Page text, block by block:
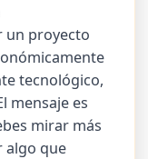
un proyecto
tecnológico,
mensaje es
mirar más
algo que